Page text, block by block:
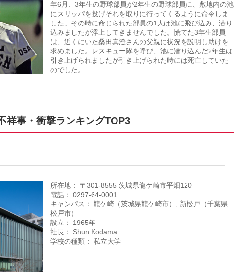
年6月、3年生の野球部員が2年生の野球部員に、敷地内の池
にスリッパを投げそれを取りに行ってくるように命令しま
した。その時に命じられた部員の1人は池に飛び込み、潜り
込みましたが浮上してきませんでした。慌てた3年生部員
は、近くにいた桑田真澄さんの父親に状況を説明し助けを
求めました。レスキュー隊を呼び、池に潜り込んだ2年生は
引き上げられましたが引き上げられた時には死亡していた
のでした。
祥事・衝撃ランキングTOP3
所在地： 〒301-8555 茨城県龍ケ崎市平畑120
電話： 0297-64-0001
キャンパス： 龍ケ崎（茨城県龍ケ崎市）; 新松戸（千葉県
松戸市）
設立： 1965年
社長： Shun Kodama
学校の種類： 私立大学